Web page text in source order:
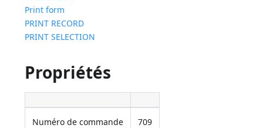
Print form
PRINT RECORD
PRINT SELECTION
Propriétés
Numéro de commande 709